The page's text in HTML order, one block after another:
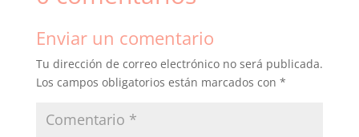
Enviar un comentario
Tu dirección de correo electrónico no será publicada.
Los campos obligatorios están marcados con *